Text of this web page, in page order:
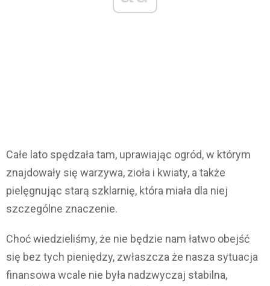
Całe lato spędzała tam, uprawiając ogród, w którym
znajdowały się warzywa, zioła i kwiaty, a także
pielęgnując starą szklarnię, która miała dla niej
szczególne znaczenie.
Choć wiedzieliśmy, że nie będzie nam łatwo obejść
się bez tych pieniędzy, zwłaszcza że nasza sytuacja
finansowa wcale nie była nadzwyczaj stabilna,